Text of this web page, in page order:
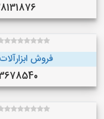
09928131876
فروش
09033678540